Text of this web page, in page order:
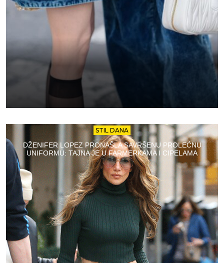
STIL DANA
DŽENIFER LOPEZ PRONAŠLA SAVRŠENU PROLEĆNU
UNIFORMU: TAJNA JE U FARMERKAMA I CIPELAMA